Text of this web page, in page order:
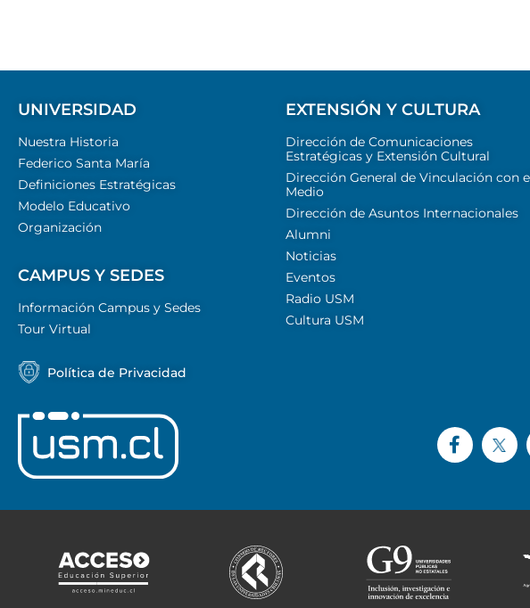
UNIVERSIDAD
Nuestra Historia
Federico Santa María
Definiciones Estratégicas
Modelo Educativo
Organización
CAMPUS Y SEDES
Información Campus y Sedes
Tour Virtual
Política de Privacidad
EXTENSIÓN Y CULTURA
Dirección de Comunicaciones
Estratégicas y Extensión Cultural
Dirección General de Vinculación con
Medio
Dirección de Asuntos Internacionales
Alumni
Noticias
Eventos
Radio USM
Cultura USM